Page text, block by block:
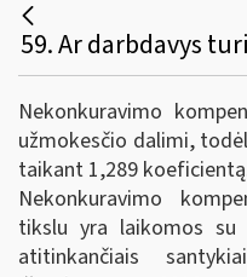
Nekonkuravimo
užmokesčio dalimi,
taikant 1,289
Nekonkuravimo
tikslu yra laikomos
atitinkančiais